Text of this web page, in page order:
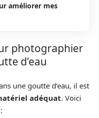
améliorer mes
photographier
d’eau
une goutte d’eau, il est
adéquat. Voici